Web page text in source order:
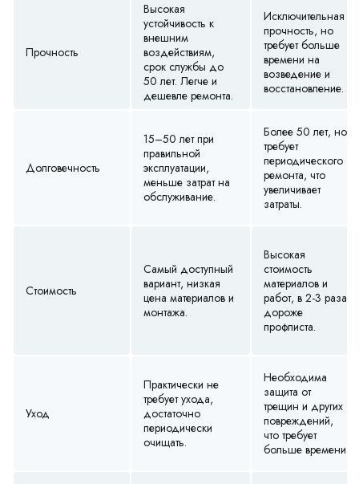
Прочность
Высокая
устойчивость к
внешним
воздействиям,
срок службы до
50 лет. Легче и
дешевле ремонта.
Исключительная
прочность, но
требует больше
времени на
возведение и
восстановление.
Долговечность
15–50 лет при
правильной
эксплуатации,
меньше затрат на
обслуживание.
Более 50 лет, но
требует
периодического
ремонта, что
увеличивает
затраты.
Стоимость
Самый доступный
вариант, низкая
цена материалов и
монтажа.
Высокая
стоимость
материалов и
работ, в 2-3 раза
дороже
профлиста.
Уход
Практически не
требует ухода,
достаточно
периодически
очищать.
Необходима
защита от
трещин и других
повреждений,
что требует
больше времени.